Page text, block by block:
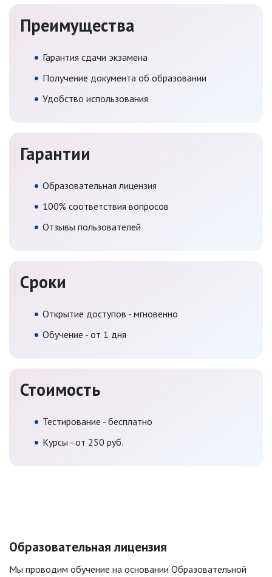
Преимущества
Гарантия сдачи экзамена
Получение документа об образовании
Удобство использования
Гарантии
Образовательная лицензия
100% соответствия вопросов
Отзывы пользователей
Сроки
Открытие доступов - мгновенно
Обучение - от 1 дня
Стоимость
Тестирование - бесплатно
Курсы - от 250 руб.
Образовательная лицензия
Мы проводим обучение на основании Образовательной